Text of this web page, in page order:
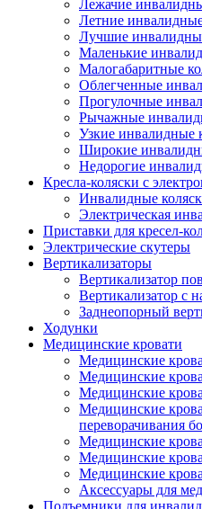
Лежачие
Летние
Лучшие
Маленькие
Малогабаритные
Облегченные
Прогулочные
Рычажные
Узкие инвалидные
Широкие
Недорогие
Кресла-коляски с
Инвалидные
Электрическая
Приставки для кресел-
Электрические скутеры
Вертикализаторы
Вертикализатор
Вертикализатор с
Заднеопорный
Ходунки
Медицинские кровати
Медицинские
Медицинские
Медицинские
Медицинские
переворачивания
Медицинские
Медицинские
Медицинские
Аксессуары для
Подъемники для